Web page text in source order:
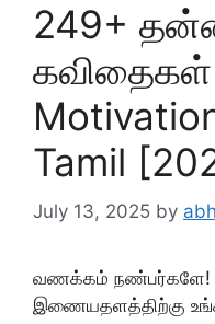
249+
கவிதைகள்
Tamil
July 13, 2025 by
வணக்கம் நண்பர்களே!
இணையதளத்திற்கு